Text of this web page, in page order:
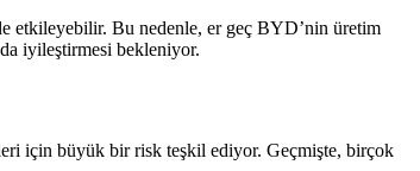
etkileyebilir. Bu nedenle, er geç BYD’nin üretim
iyileştirmesi bekleniyor.
için büyük bir risk teşkil ediyor. Geçmişte, birçok